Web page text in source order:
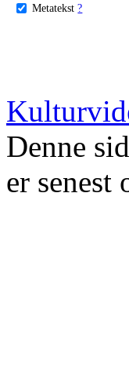
Metatekst ?
Denne
er senest